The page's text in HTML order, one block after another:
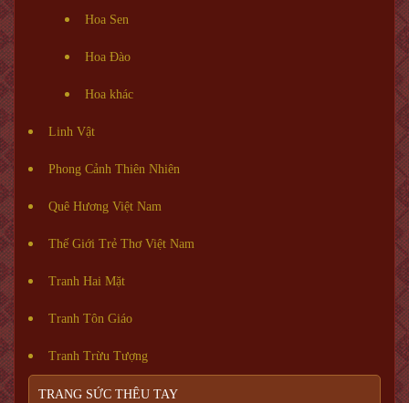
Hoa Sen
Hoa Đào
Hoa khác
Linh Vật
Phong Cảnh Thiên Nhiên
Quê Hương Việt Nam
Thế Giới Trẻ Thơ Việt Nam
Tranh Hai Mặt
Tranh Tôn Giáo
Tranh Trừu Tượng
TRANG SỨC THÊU TAY